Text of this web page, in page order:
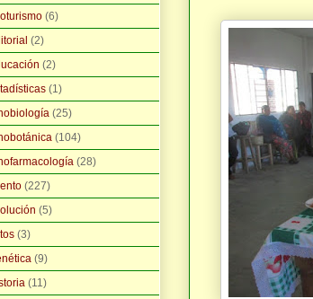
(6)
(2)
(2)
(1)
(25)
(104)
(28)
(227)
(5)
(3)
(9)
(11)